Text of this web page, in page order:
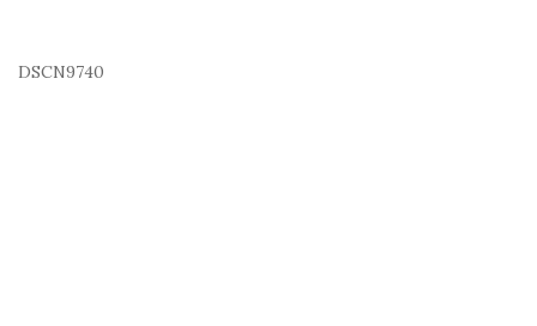
DSCN9740